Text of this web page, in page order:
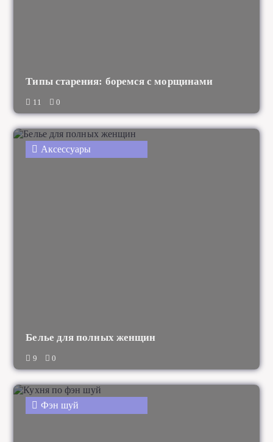
Типы старения: боремся с морщинами
11 0
Аксессуары
Белье для полных женщин
9 0
Фэн шуй